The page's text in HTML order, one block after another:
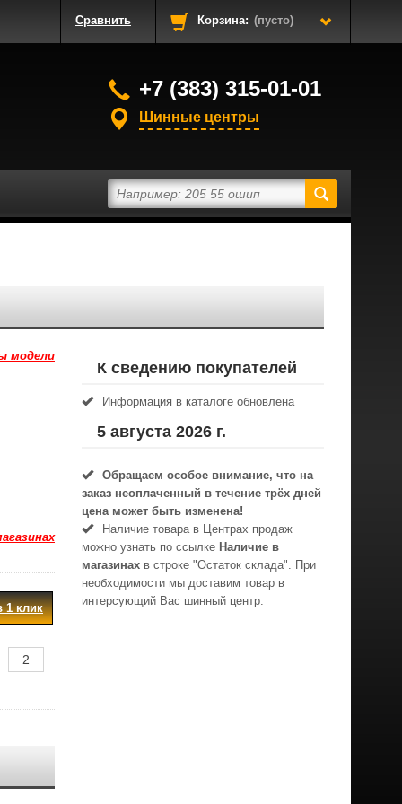
Сравнить Корзина: (пусто)
+7 (383) 315-01-01
Шинные центры
модели
1 клик
К сведению покупателей
Информация в каталоге обновлена
5 августа 2026 г.
Обращаем особое внимание, что на
заказ неоплаченный в течениe трёх дней
цена может быть изменена!
Наличие товара в Центрах продаж
можно узнать по ссылке Наличие в
магазинах в строке "Остаток склада". При
необходимости мы доставим товар в
интерсующий Вас шинный центр.